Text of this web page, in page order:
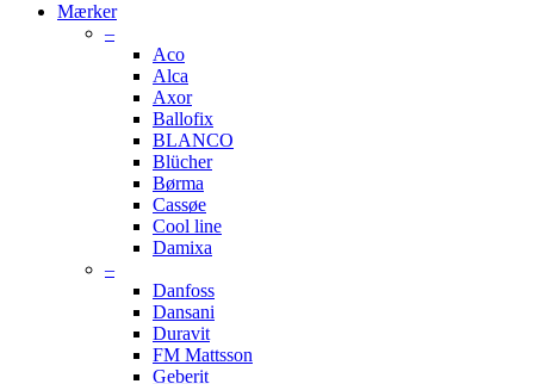
Mærker
–
Aco
Alca
Axor
Ballofix
BLANCO
Blücher
Børma
Cassøe
Cool line
Damixa
–
Danfoss
Dansani
Duravit
FM Mattsson
Geberit